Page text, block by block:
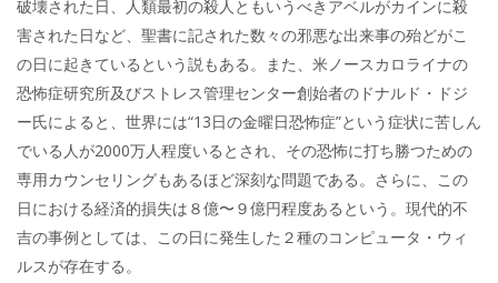
破壊された日、人類最初の殺人ともいうべきアベルがカインに殺
害された日など、聖書に記された数々の邪悪な出来事の殆どがこ
の日に起きているという説もある。また、米ノースカロライナの
恐怖症研究所及びストレス管理センター創始者のドナルド・ドジ
ー氏によると、世界には“13日の金曜日恐怖症”という症状に苦しん
でいる人が2000万人程度いるとされ、その恐怖に打ち勝つための
専用カウンセリングもあるほど深刻な問題である。さらに、この
日における経済的損失は８億〜９億円程度あるという。現代的不
吉の事例としては、この日に発生した２種のコンピュータ・ウィ
ルスが存在する。